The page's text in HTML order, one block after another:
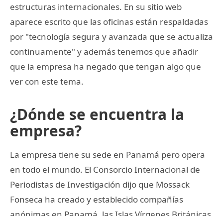
estructuras internacionales. En su sitio web
aparece escrito que las oficinas están respaldadas
por "tecnología segura y avanzada que se actualiza
continuamente" y además tenemos que añadir
que la empresa ha negado que tengan algo que
ver con este tema.
¿Dónde se encuentra la
empresa?
La empresa tiene su sede en Panamá pero opera
en todo el mundo. El Consorcio Internacional de
Periodistas de Investigación dijo que Mossack
Fonseca ha creado y establecido compañías